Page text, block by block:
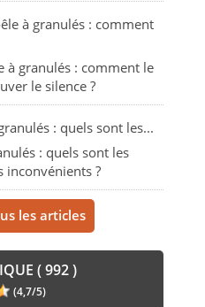
à granulés : comment le
le silence ?
: quels sont les
inconvénients ?
les articles
( 992 )
(4,7/5)